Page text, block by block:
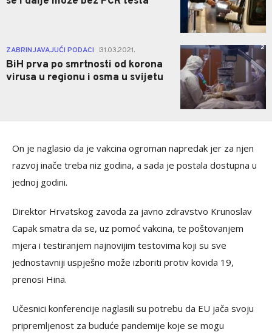
ZABRINJAVAJUĆI PODACI 31.03.2021.
BiH prva po smrtnosti od korona
virusa u regionu i osma u svijetu
2
On je naglasio da je vakcina ogroman napredak jer za njen
razvoj inače treba niz godina, a sada je postala dostupna u
jednoj godini.
Direktor Hrvatskog zavoda za javno zdravstvo Krunoslav
Capak smatra da se, uz pomoć vakcina, te poštovanjem
mjera i testiranjem najnovijim testovima koji su sve
jednostavniji uspješno može izboriti protiv kovida 19,
prenosi Hina.
Učesnici konferencije naglasili su potrebu da EU jača svoju
pripremljenost za buduće pandemije koje se mogu